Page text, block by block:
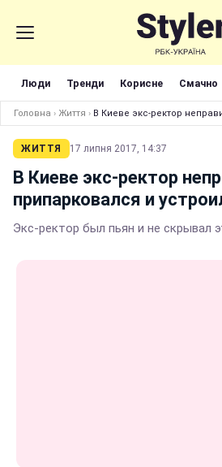
Люди Тренди Корисне Смачно
Головна › Життя › В Киеве экс-ректор
ЖИТТЯ 17 липня 2017, 14:37
В Киеве экс-ректор
припарковался и
Экс-ректор был пьян и не скрывал